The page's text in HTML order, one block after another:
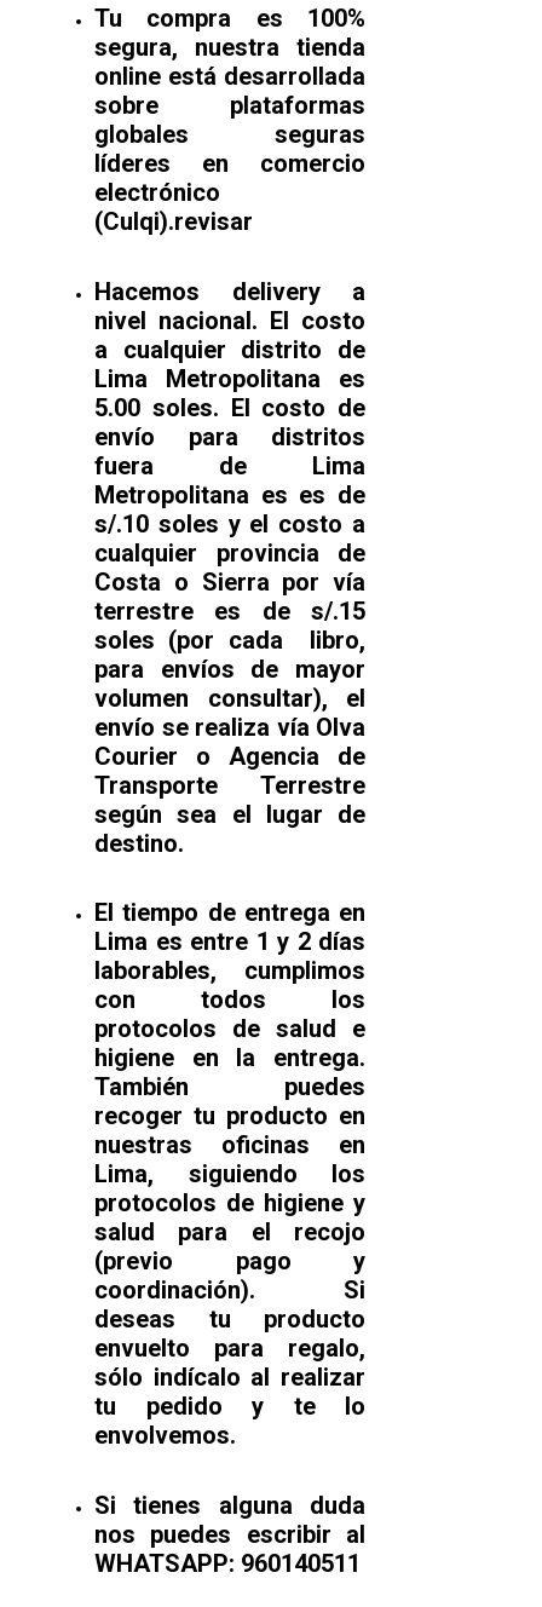
Tu compra es 100%
segura, nuestra tienda
online está desarrollada
sobre plataformas
globales seguras
líderes en comercio
electrónico
(Culqi).revisar
Hacemos delivery a
nivel nacional. El costo
a cualquier distrito de
Lima Metropolitana es
5.00 soles. El costo de
envío para distritos
fuera de Lima
Metropolitana es es de
s/.10 soles y el costo a
cualquier provincia de
Costa o Sierra por vía
terrestre es de s/.15
soles (por cada libro,
para envíos de mayor
volumen consultar), el
envío se realiza vía Olva
Courier o Agencia de
Transporte Terrestre
según sea el lugar de
destino.
El tiempo de entrega en
Lima es entre 1 y 2 días
laborables, cumplimos
con todos los
protocolos de salud e
higiene en la entrega.
También puedes
recoger tu producto en
nuestras oficinas en
Lima, siguiendo los
protocolos de higiene y
salud para el recojo
(previo pago y
coordinación). Si
deseas tu producto
envuelto para regalo,
sólo indícalo al realizar
tu pedido y te lo
envolvemos.
Si tienes alguna duda
nos puedes escribir al
WHATSAPP: 960140511